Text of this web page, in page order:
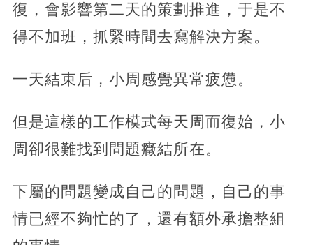
復，會影響第二天的策劃推進，于是不
得不加班，抓緊時間去寫解決方案。
一天結束后，小周感覺異常疲憊。
但是這樣的工作模式每天周而復始，小
周卻很難找到問題癥結所在。
下屬的問題變成自己的問題，自己的事
情已經不夠忙的了，還有額外承擔整組